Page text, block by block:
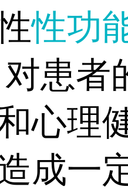
性功
对患者
心理
成一